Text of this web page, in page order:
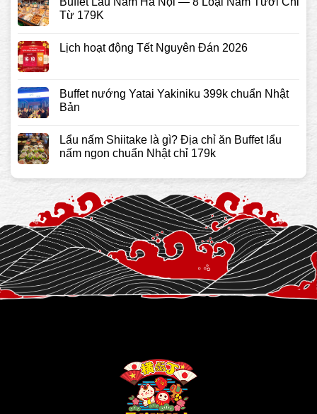
Từ 179K
Lịch hoạt động Tết Nguyên Đán 2026
Buffet nướng Yatai Yakiniku 399k chuẩn Nhật
Bản
Lẩu nấm Shiitake là gì? Địa chỉ ăn Buffet lẩu
nấm ngon chuẩn Nhật chỉ 179k